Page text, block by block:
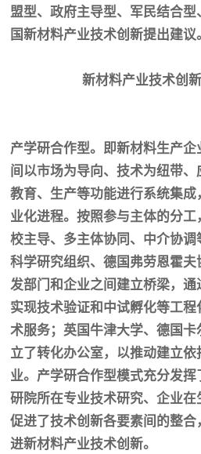
盟型、政府主导型、军民结合
国新材料产业技术创新提出建议
新材料产业技术创
产学研合作型。即新材料生产
间以市场为导向、技术为纽带、
教育、生产等功能进行系统集
业化进程。按照参与主体的分
校主导、多主体协同、中介协调
科学研究组织、德国弗劳恩霍
发部门和企业之间建立桥梁，通
实现技术验证和中试孵化等工
术服务；英国牛津大学、德国
立了转化办公室，以推动建立
业。产学研合作型模式充分发
研院所在专业技术研究、企业在
促进了技术创新各要素间的整
进新材料产业技术创新。